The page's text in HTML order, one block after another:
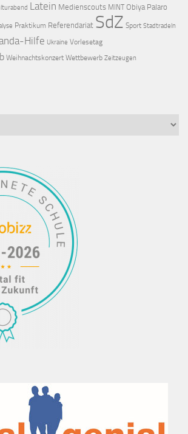
Latein Medienscouts MINT Obiya Palaro
Praktikum Referendariat SdZ Sport Stadtradeln
Hilfe Ukraine Vorlesetag
Weihnachtskonzert Wettbewerb Zeitzeugen